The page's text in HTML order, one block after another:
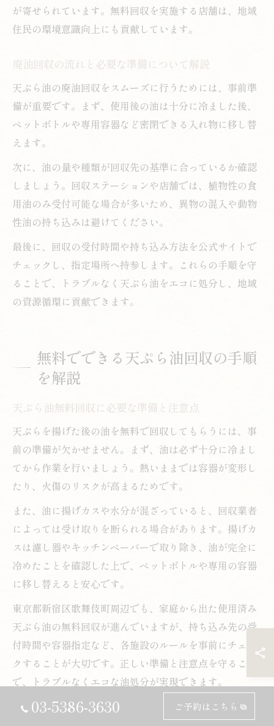
が寄せられています。無料回収を実施する店舗は、地域
住民の環境意識向上にも貢献しています。
廃油回収の流れと必要な準備について解説
天ぷら油の廃油回収をスムーズに行うためには、事前準
備が重要です。まず、使用後の油は十分に冷ました後、
ペットボトルや専用容器など密閉できる入れ物に移し替
えます。
次に、油の量や種類が回収先の基準に合っているか確認
しましょう。回収ステーションや店舗では、植物性の食
用油のみ受付可能な場合が多いため、異物の混入や動物
性油の持ち込みは避けてください。
最後に、回収の受付時間や持ち込み方法を公式サイトで
チェックし、指定場所へ持参します。これらの手順を守
ることで、トラブルなく天ぷら油をエコに処分し、地域
の資源循環に貢献できます。
無料でできる天ぷら油回収の手順
を解説
天ぷら油無料回収に必要な準備と注意点
天ぷらを揚げた後の油を無料で回収してもらうには、事
前の準備が欠かせません。まず、油は必ず十分に冷まし
てから作業を行いましょう。熱いままでは容器が変形し
たり、火傷のリスクが高まるためです。
また、油に揚げカスや水分が混ざっていると、回収業者
によっては受け取りを断られる場合があります。揚げカ
スは濾し器やキッチンペーパーで取り除き、油が完全に
冷めたことを確認した上で、ペットボトルや専用の容器
に移し替えると安心です。
東京都新宿区歌舞伎町周辺でも、家庭から出た使用済み
天ぷら油の無料回収が進んでいますが、持ち込み先の受
付時間や容器指定など、各施設のルールを事前にチェッ
クすることが大切です。正しい準備と注意点を守ること
で、トラブルなくエコな油処分が実現できます。
油を冷ましてペットボトルで回収する方法
03-5386-3630 ご予約はこちら